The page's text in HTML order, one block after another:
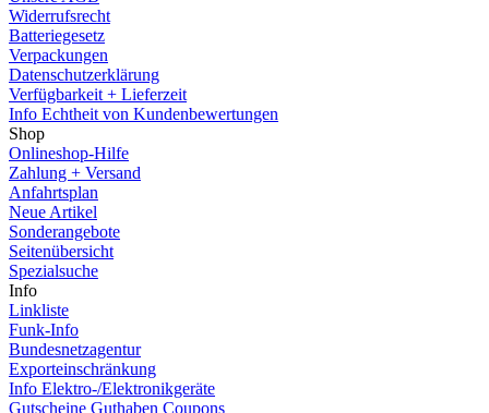
Widerrufsrecht
Batteriegesetz
Verpackungen
Datenschutzerklärung
Verfügbarkeit + Lieferzeit
Info Echtheit von Kundenbewertungen
Shop
Onlineshop-Hilfe
Zahlung + Versand
Anfahrtsplan
Neue Artikel
Sonderangebote
Seitenübersicht
Spezialsuche
Info
Linkliste
Funk-Info
Bundesnetzagentur
Exporteinschränkung
Info Elektro-/Elektronikgeräte
Gutscheine Guthaben Coupons